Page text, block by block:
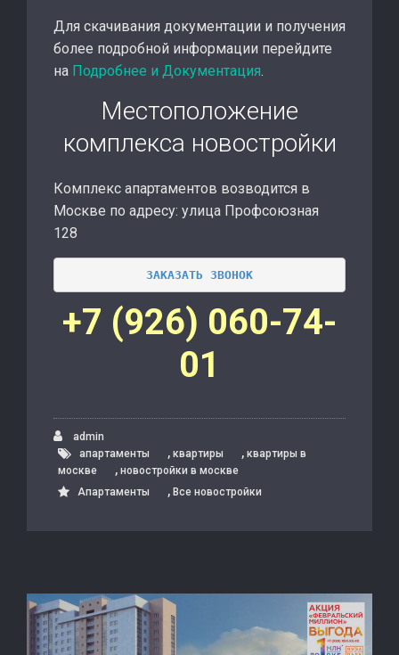
Для скачивания документации и получения
более подробной информации перейдите
на Подробнее и Документация.
Местоположение
комплекса новостройки
Комплекс апартаментов возводится в
Москве по адресу: улица Профсоюзная
128
ЗАКАЗАТЬ ЗВОНОК
+7 (926) 060-74-
01
admin
апартаменты
, квартиры , квартиры в
москве
, новостройки в москве
Апартаменты
, Все новостройки